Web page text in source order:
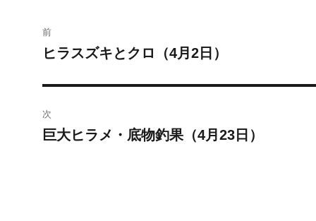
稿
ビ
ゲ
前
前
稿:
ヒラスズキとクロ（4月2日）
次
次
巨大ヒラメ・底物釣果（4月23日）